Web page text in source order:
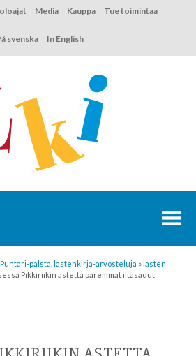
Media Kauppa Tue toimintaa
svenska In English
Puntari-palsta, lastenkirja-arvosteluja »lasten
Pikkiriikin astetta paremmat iltasadut